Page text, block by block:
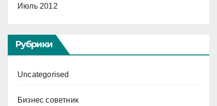
Июль 2012
Рубрики
Uncategorised
Бизнес советник